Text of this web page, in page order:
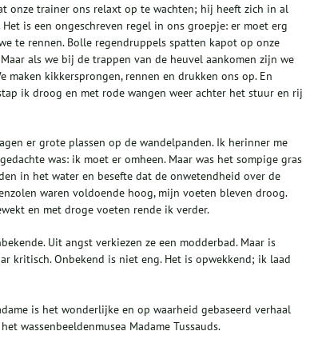
onze trainer ons relaxt op te wachten; hij heeft zich in al
is een ongeschreven regel in ons groepje: er moet erg
te rennen. Bolle regendruppels spatten kapot op onze
als we bij de trappen van de heuvel aankomen zijn we
maken kikkersprongen, rennen en drukken ons op. En
ik droog en met rode wangen weer achter het stuur en rij
er grote plassen op de wandelpanden. Ik herinner me
was: ik moet er omheen. Maar was het sompige gras
in het water en besefte dat de onwetendheid over de
waren voldoende hoog, mijn voeten bleven droog.
en met droge voeten rende ik verder.
Uit angst verkiezen ze een modderbad. Maar is
kritisch. Onbekend is niet eng. Het is opwekkend; ik laad
is het wonderlijke en op waarheid gebaseerd verhaal
wassenbeeldenmusea Madame Tussauds.